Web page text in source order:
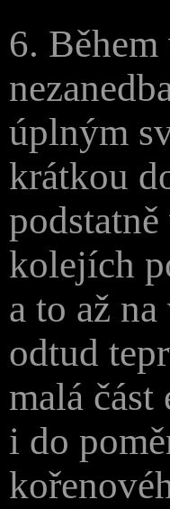
6.
úplným
krátkou
kolejích
a to až
odtud
malá
i do